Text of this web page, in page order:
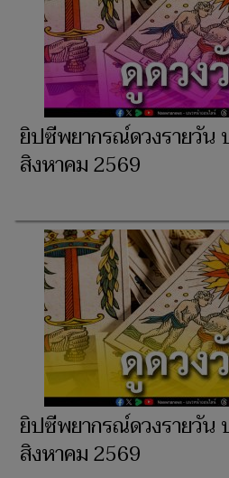
ยิปซีพยากรณ์ดวงรายวัน
สิงหาคม 2569
ยิปซีพยากรณ์ดวงรายวัน
สิงหาคม 2569